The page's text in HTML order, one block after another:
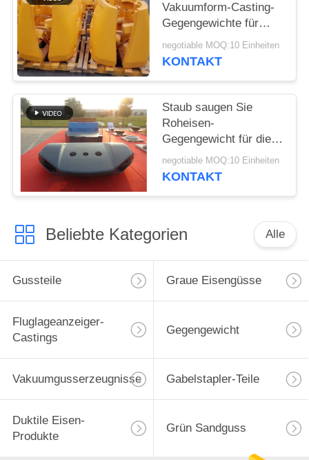
Vakuumform-Casting-
Gegengewichte für
Schwerlastwagen
negotiable MOQ:10 Einheiten
KONTAKT
Staub saugen Sie
Roheisen-
Gegengewicht für die
Technik der
Maschinerie/des
negotiable MOQ:10 Einheiten
KONTAKT
Beliebte Kategorien Alle
Gussteile Graue Eisengüsse
Fluglageanzeiger-
Castings
Gegengewicht
Vakuumgusserzeugnisse Gabelstapler-Teile
Duktile Eisen-
Produkte
Grün Sandguss